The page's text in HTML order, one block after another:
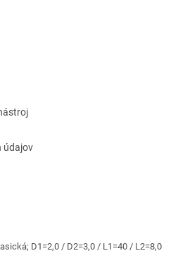
údajov
D1=2,0 / D2=3,0 / L1=40 / L2=8,0